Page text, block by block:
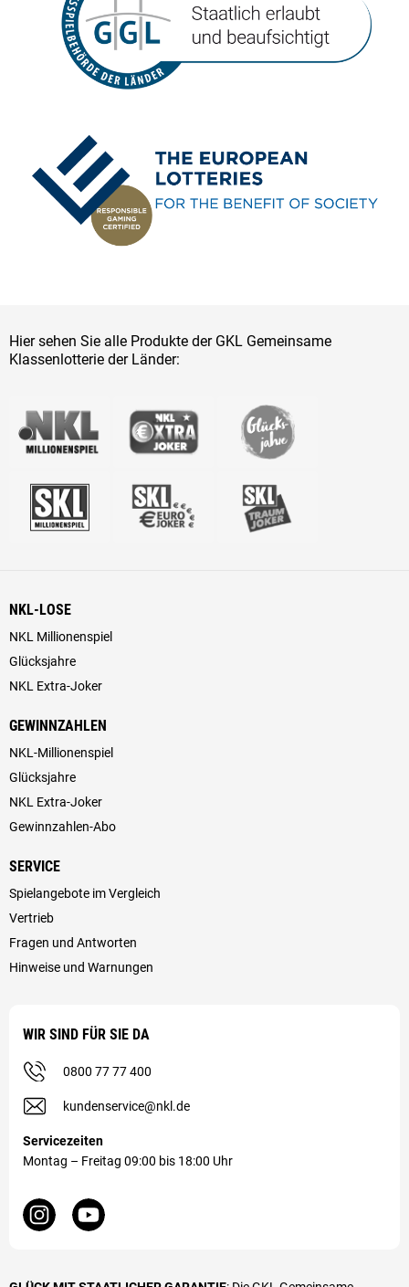
Hier sehen Sie alle Produkte der GKL Gemeinsame
Klassenlotterie der Länder:
NKL-LOSE
NKL Millionenspiel
Glücksjahre
NKL Extra-Joker
GEWINNZAHLEN
NKL-Millionenspiel
Glücksjahre
NKL Extra-Joker
Gewinnzahlen-Abo
SERVICE
Spielangebote im Vergleich
Vertrieb
Fragen und Antworten
Hinweise und Warnungen
WIR SIND FÜR SIE DA
0800 77 77 400
kundenservice@nkl.de
Servicezeiten
Montag – Freitag 09:00 bis 18:00 Uhr